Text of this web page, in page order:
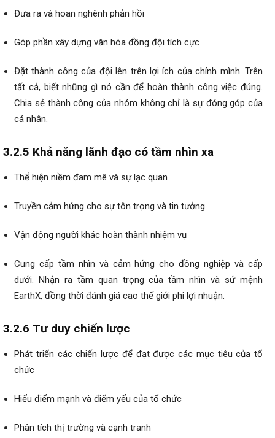
Đưa ra và hoan nghênh phản hồi
Góp phần xây dựng văn hóa đồng đội tích cực
Đặt thành công của đội lên trên lợi ích của chính mình. Trên
tất cả, biết những gì nó cần để hoàn thành công việc đúng.
Chia sẻ thành công của nhóm không chỉ là sự đóng góp của
cá nhân.
3.2.5 Khả năng lãnh đạo có tầm nhìn xa
Thể hiện niềm đam mê và sự lạc quan
Truyền cảm hứng cho sự tôn trọng và tin tưởng
Vận động người khác hoàn thành nhiệm vụ
Cung cấp tầm nhìn và cảm hứng cho đồng nghiệp và cấp
dưới. Nhận ra tầm quan trọng của tầm nhìn và sứ mệnh
EarthX, đồng thời đánh giá cao thế giới phi lợi nhuận.
3.2.6 Tư duy chiến lược
Phát triển các chiến lược để đạt được các mục tiêu của tổ
chức
Hiểu điểm mạnh và điểm yếu của tổ chức
Phân tích thị trường và cạnh tranh